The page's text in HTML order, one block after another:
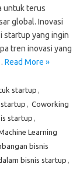
untuk terus
global. Inovasi
startup yang ingin
tren inovasi yang
Read More »
startup ,
, Coworking
startup ,
Learning
bisnis
bisnis startup ,